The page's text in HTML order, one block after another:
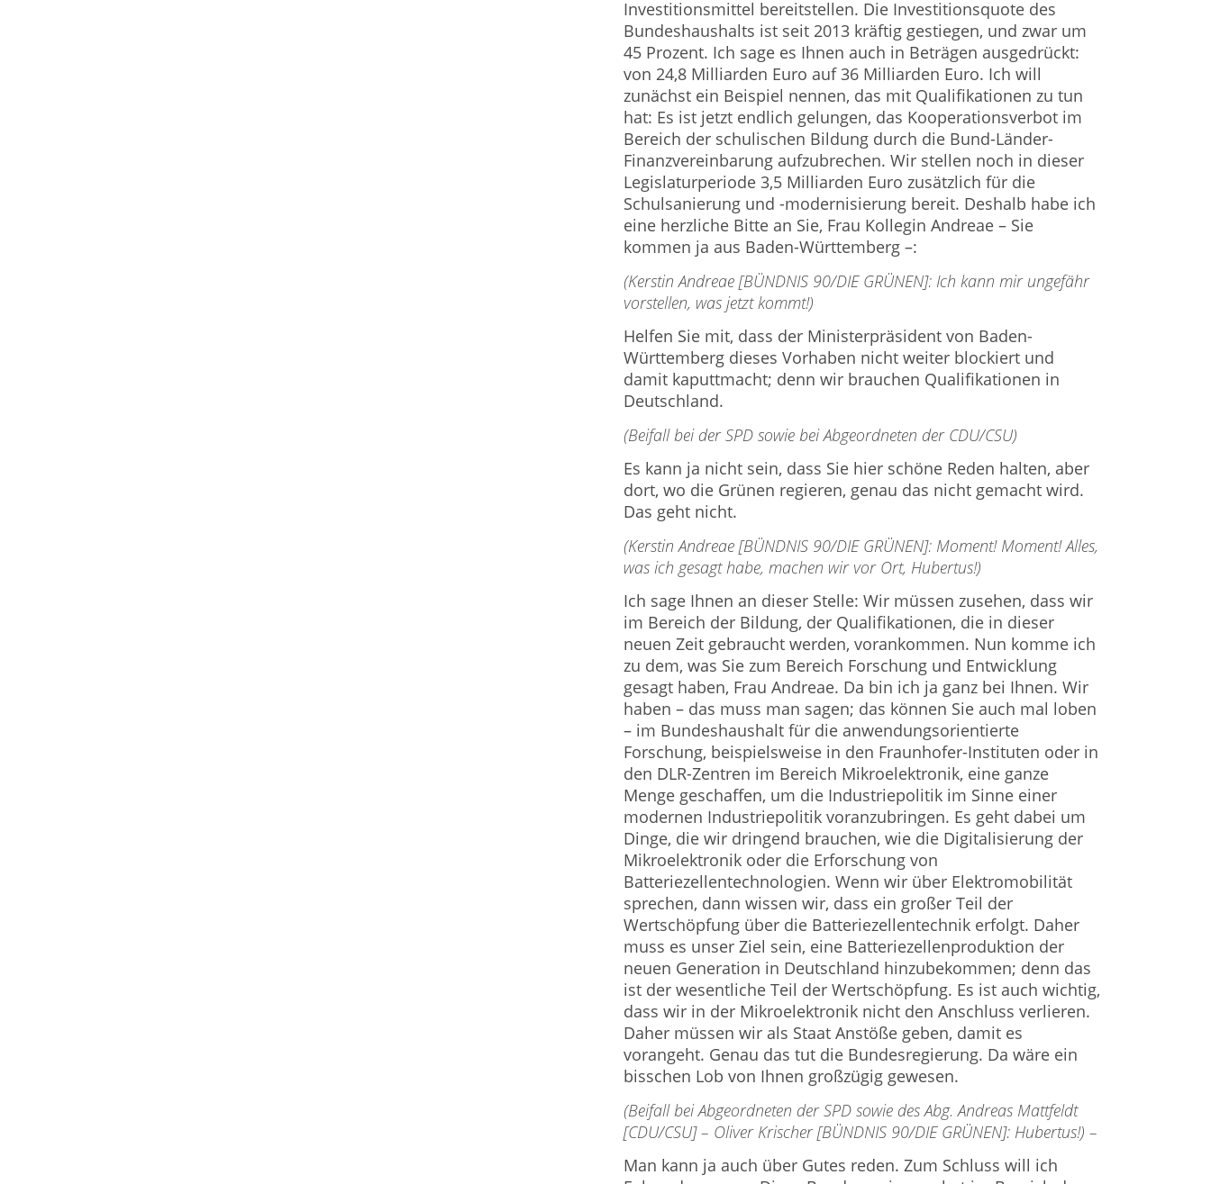
Investitionsmittel bereitstellen. Die Investitionsquote des
Bundeshaushalts ist seit 2013 kräftig gestiegen, und zwar um
45 Prozent. Ich sage es Ihnen auch in Beträgen ausgedrückt:
von 24,8 Milliarden Euro auf 36 Milliarden Euro. Ich will
zunächst ein Beispiel nennen, das mit Qualifikationen zu tun
hat: Es ist jetzt endlich gelungen, das Kooperationsverbot im
Bereich der schulischen Bildung durch die Bund-Länder-
Finanzvereinbarung aufzubrechen. Wir stellen noch in dieser
Legislaturperiode 3,5 Milliarden Euro zusätzlich für die
Schulsanierung und -modernisierung bereit. Deshalb habe ich
eine herzliche Bitte an Sie, Frau Kollegin Andreae – Sie
kommen ja aus Baden-Württemberg –:
(Kerstin Andreae [BÜNDNIS 90/DIE GRÜNEN]: Ich kann mir ungefähr
vorstellen, was jetzt kommt!)
Helfen Sie mit, dass der Ministerpräsident von Baden-
Württemberg dieses Vorhaben nicht weiter blockiert und
damit kaputtmacht; denn wir brauchen Qualifikationen in
Deutschland.
(Beifall bei der SPD sowie bei Abgeordneten der CDU/CSU)
Es kann ja nicht sein, dass Sie hier schöne Reden halten, aber
dort, wo die Grünen regieren, genau das nicht gemacht wird.
Das geht nicht.
(Kerstin Andreae [BÜNDNIS 90/DIE GRÜNEN]: Moment! Moment! Alles,
was ich gesagt habe, machen wir vor Ort, Hubertus!)
Ich sage Ihnen an dieser Stelle: Wir müssen zusehen, dass wir
im Bereich der Bildung, der Qualifikationen, die in dieser
neuen Zeit gebraucht werden, vorankommen. Nun komme ich
zu dem, was Sie zum Bereich Forschung und Entwicklung
gesagt haben, Frau Andreae. Da bin ich ja ganz bei Ihnen. Wir
haben – das muss man sagen; das können Sie auch mal loben
– im Bundeshaushalt für die anwendungsorientierte
Forschung, beispielsweise in den Fraunhofer-Instituten oder in
den DLR-Zentren im Bereich Mikroelektronik, eine ganze
Menge geschaffen, um die Industriepolitik im Sinne einer
modernen Industriepolitik voranzubringen. Es geht dabei um
Dinge, die wir dringend brauchen, wie die Digitalisierung der
Mikroelektronik oder die Erforschung von
Batteriezellentechnologien. Wenn wir über Elektromobilität
sprechen, dann wissen wir, dass ein großer Teil der
Wertschöpfung über die Batteriezellentechnik erfolgt. Daher
muss es unser Ziel sein, eine Batteriezellenproduktion der
neuen Generation in Deutschland hinzubekommen; denn das
ist der wesentliche Teil der Wertschöpfung. Es ist auch wichtig,
dass wir in der Mikroelektronik nicht den Anschluss verlieren.
Daher müssen wir als Staat Anstöße geben, damit es
vorangeht. Genau das tut die Bundesregierung. Da wäre ein
bisschen Lob von Ihnen großzügig gewesen.
(Beifall bei Abgeordneten der SPD sowie des Abg. Andreas Mattfeldt
[CDU/CSU] – Oliver Krischer [BÜNDNIS 90/DIE GRÜNEN]: Hubertus!) –
Man kann ja auch über Gutes reden. Zum Schluss will ich